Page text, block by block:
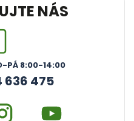
NÁS
PÁ 8:00-14:00
636 475